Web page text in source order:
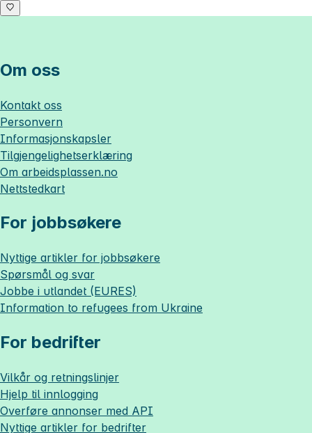
Om oss
Kontakt oss
Personvern
Informasjonskapsler
Tilgjengelighetserklæring
Om arbeidsplassen.no
Nettstedkart
For jobbsøkere
Nyttige artikler for jobbsøkere
Spørsmål og svar
Jobbe i utlandet (EURES)
Information to refugees from Ukraine
For bedrifter
Vilkår og retningslinjer
Hjelp til innlogging
Overføre annonser med API
Nyttige artikler for bedrifter